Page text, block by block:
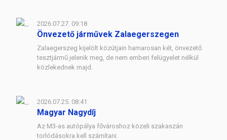
2026.07.27. 09:18
Önvezető járművek Zalaegerszegen
Zalaegerszeg kijelölt közútjain hamarosan két, önvezető
tesztjármű jelenik meg, de nem emberi felügyelet nélkül
közlekednek majd.
2026.07.25. 08:41
Magyar Nagydíj
Az M3-as autópálya fővároshoz közeli szakaszán
torlódásokra kell számítani.